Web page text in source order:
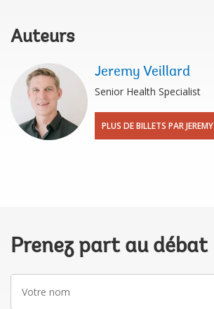
Auteurs
Jeremy Veillard
Senior Health Specialist
PLUS DE BILLETS PAR JEREMY
Prenez part au débat
nom